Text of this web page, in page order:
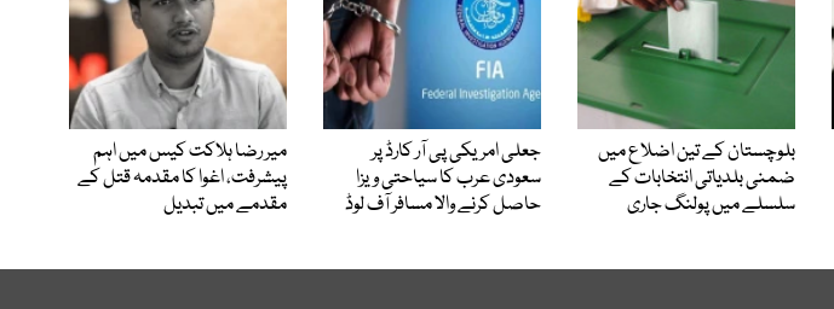
بلوچستان کے تین اضلاع میں
ضمنی بلدیاتی انتخابات کے
سلسلے میں پولنگ جاری
جعلی امریکی پی آر کارڈ پر
سعودی عرب کا سیاحتی ویزا
حاصل کرنے والا مسافر آف لوڈ
میر رضا ہلاکت کیس میں اہم
پیشرفت، اغوا کا مقدمہ قتل کے
مقدمے میں تبدیل